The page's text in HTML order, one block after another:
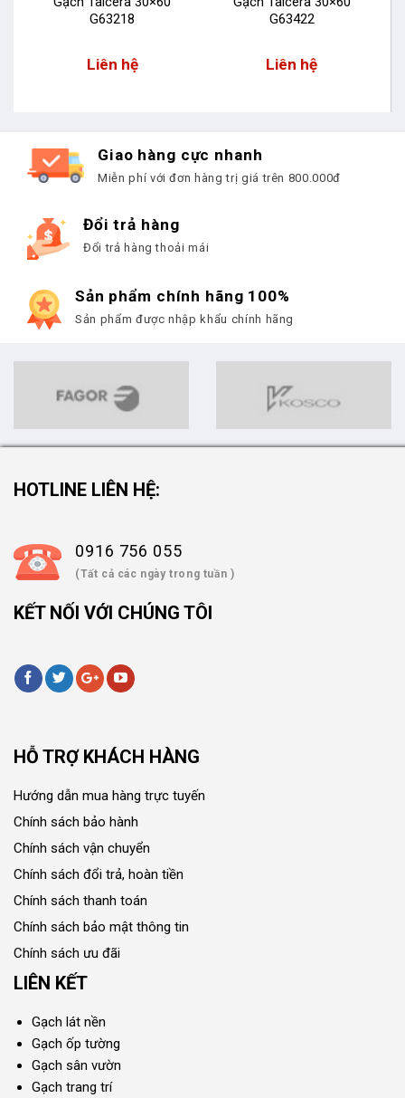
G63218
Liên hệ
G63422
Liên hệ
Giao hàng cực nhanh
Miễn phí với đơn hàng trị giá trên 800.000đ
Đổi trả hàng
Đổi trả hàng thoải mái
Sản phẩm chính hãng 100%
Sản phẩm được nhập khẩu chính hãng
HOTLINE LIÊN HỆ:
0916 756 055
(Tất cả các ngày trong tuần )
KẾT NỐI VỚI CHÚNG TÔI
HỖ TRỢ KHÁCH HÀNG
Hướng dẫn mua hàng trực tuyến
Chính sách bảo hành
Chính sách vận chuyển
Chính sách đổi trả, hoàn tiền
Chính sách thanh toán
Chính sách bảo mật thông tin
Chính sách ưu đãi
LIÊN KẾT
Gạch lát nền
Gạch ốp tường
Gạch sân vườn
Gạch trang trí